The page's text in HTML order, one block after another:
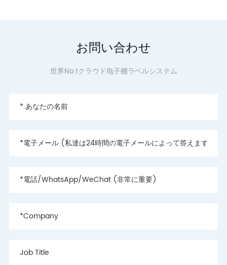
お問い合わせ
世界No.1クラウド电子棚ラベルシステム